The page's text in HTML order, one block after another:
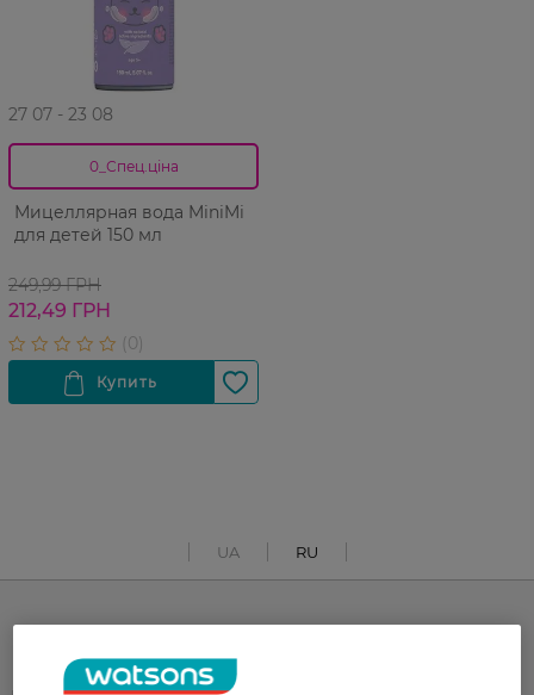
27 07 - 23 08
0_Спец.ціна
Мицеллярная вода MiniMi
для детей 150 мл
249,99 ГРН
212,49 ГРН
UA RU
Каталог